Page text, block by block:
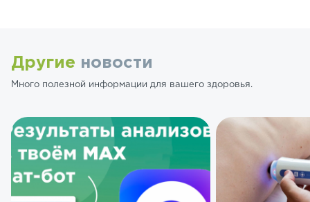
Другие новости
Много полезной информации для вашего здоровья.